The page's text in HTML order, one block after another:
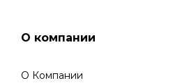
О компании
О Компании